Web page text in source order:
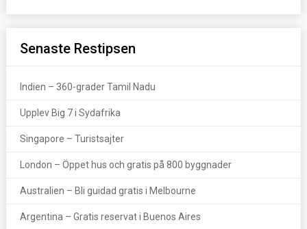
Senaste Restipsen
Indien – 360-grader Tamil Nadu
Upplev Big 7 i Sydafrika
Singapore – Turistsajter
London – Öppet hus och gratis på 800 byggnader
Australien – Bli guidad gratis i Melbourne
Argentina – Gratis reservat i Buenos Aires